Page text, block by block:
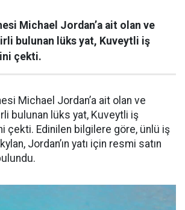
Michael Jordan’a ait olan ve
bulunan lüks yat, Kuveytli iş
çekti.
Michael Jordan’a ait olan ve
bulunan lüks yat, Kuveytli iş
çekti. Edinilen bilgilere göre, ünlü iş
Jordan’ın yatı için resmi satın